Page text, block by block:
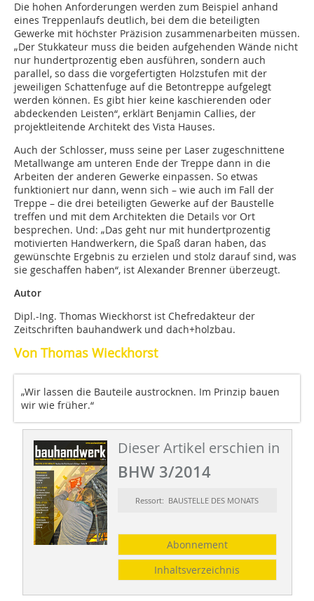
Die hohen Anforderungen werden zum Beispiel anhand
eines Treppenlaufs deutlich, bei dem die beteiligten
Gewerke mit höchster Präzision zusammenarbeiten müssen.
„Der Stukkateur muss die beiden aufgehenden Wände nicht
nur hundertprozentig eben ausführen, sondern auch
parallel, so dass die vorgefertigten Holzstufen mit der
jeweiligen Schattenfuge auf die Betontreppe aufgelegt
werden können. Es gibt hier keine kaschierenden oder
abdeckenden Leisten“, erklärt Benjamin Callies, der
projektleitende Architekt des Vista Hauses.
Auch der Schlosser, muss seine per Laser zugeschnittene
Metallwange am unteren Ende der Treppe dann in die
Arbeiten der anderen Gewerke einpassen. So etwas
funktioniert nur dann, wenn sich – wie auch im Fall der
Treppe – die drei beteiligten Gewerke auf der Baustelle
treffen und mit dem Architekten die Details vor Ort
besprechen. Und: „Das geht nur mit hundertprozentig
motivierten Handwerkern, die Spaß daran haben, das
gewünschte Ergebnis zu erzielen und stolz darauf sind, was
sie geschaffen haben“, ist Alexander Brenner überzeugt.
Autor
Dipl.-Ing. Thomas Wieckhorst ist Chefredakteur der
Zeitschriften bauhandwerk und dach+holzbau.
Von Thomas Wieckhorst
„Wir lassen die Bauteile austrocknen. Im Prinzip bauen
wir wie früher.“
Dieser Artikel erschien in
BHW 3/2014
Ressort: BAUSTELLE DES MONATS
Abonnement
Inhaltsverzeichnis